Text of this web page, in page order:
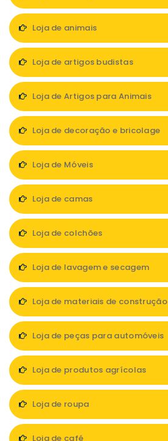
Loja de animais
Loja de artigos budistas
Loja de Artigos para Animais
Loja de decoração e bricolage
Loja de Móveis
Loja de camas
Loja de colchões
Loja de lavagem e secagem
Loja de materiais de construção
Loja de peças para automóveis
Loja de produtos agrícolas
Loja de roupa
Loja de café